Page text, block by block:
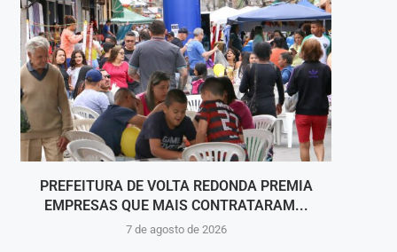
PREFEITURA DE VOLTA REDONDA PREMIA
EMPRESAS QUE MAIS CONTRATARAM...
7 de agosto de 2026